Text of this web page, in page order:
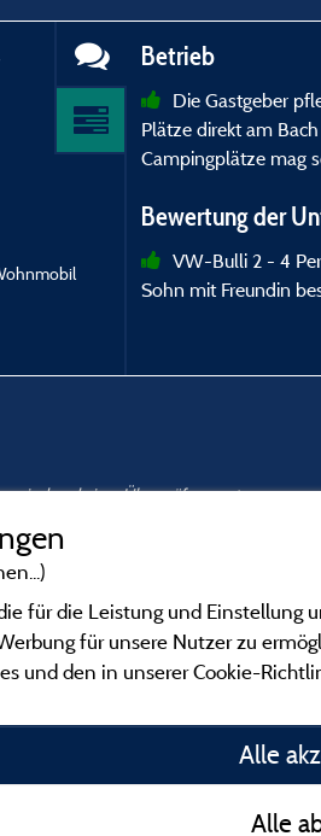
Betrieb
Die Gastgeber
Plätze direkt am
Campingplätze mag
Bewertung der
VW-Bulli 2 - 4
Sohn mit Freundin
sind und einer Überprüfung unterzogen
für die Leistung und Einstellung
für unsere Nutzer zu
und den in unserer Cookie-
Alle
Alle